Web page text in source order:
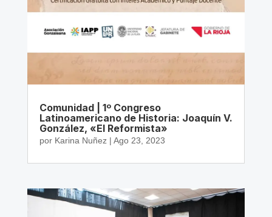
Comunidad | 1º Congreso
Latinoamericano de Historia: Joaquín V.
González, «El Reformista»
por Karina Nuñez| Ago 23, 2023